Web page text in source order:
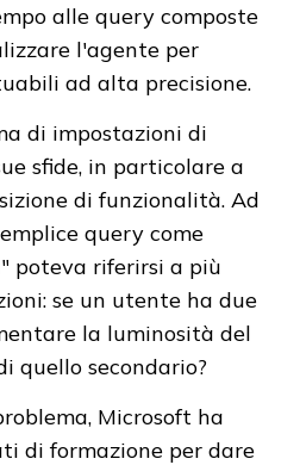
alle query composte
l'agente per
ad alta precisione.
di impostazioni di
sfide, in particolare a
di funzionalità. Ad
query come
poteva riferirsi a più
se un utente ha due
la luminosità del
quello secondario?
Microsoft ha
di formazione per dare